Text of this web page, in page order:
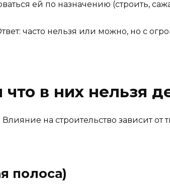
ей по назначению (строить,
часто нельзя или можно, но с
в них нельзя
на строительство зависит от
полоса)